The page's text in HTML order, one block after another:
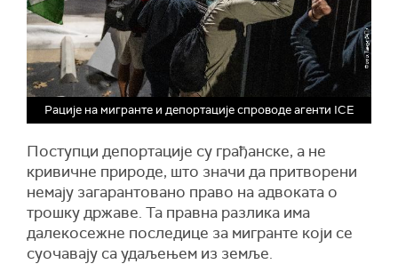
Рације на мигранте и депортације спроводе агенти ICE
Поступци депортације су грађанске, а не
кривичне природе, што значи да притворени
немају загарантовано право на адвоката о
трошку државе. Та правна разлика има
далекосежне последице за мигранте који се
суочавају са удаљењем из земље.